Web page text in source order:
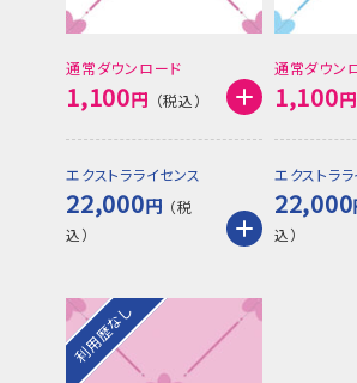
通常ダウンロード
1,100円
エクストラライセンス
22,000円
通常ダウン
1,100円
エクストララ
22,000
利用歴なし